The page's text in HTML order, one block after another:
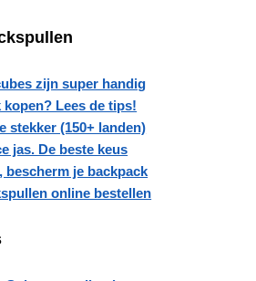
zijn super handig
kopen? Lees de tips!
stekker (150+ landen)
jas. De beste keus
bescherm je backpack
online bestellen